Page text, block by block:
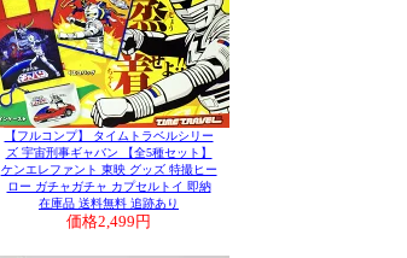
【フルコンプ】 タイムトラベルシリー
ズ 宇宙刑事ギャバン 【全5種セット】
ケンエレファント 東映 グッズ 特撮ヒー
ロー ガチャガチャ カプセルトイ 即納
在庫品 送料無料 追跡あり
価格2,499円